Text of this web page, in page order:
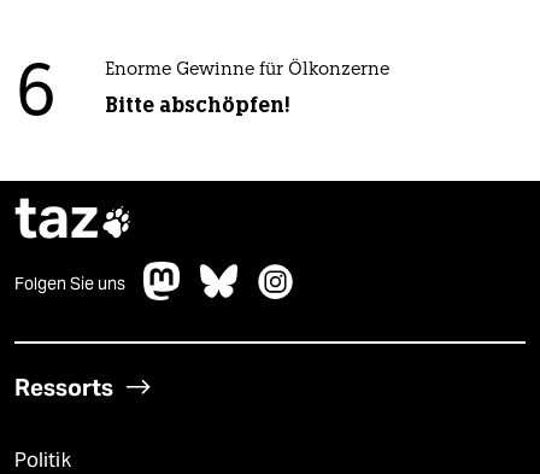
6 Enorme Gewinne für Ölkonzerne
Bitte abschöpfen!
taz
Folgen Sie uns
Ressorts
Politik